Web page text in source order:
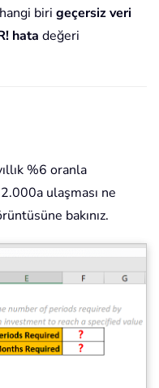
biri geçersiz veri
hata değeri
%6 oranla
ulaşması ne
bakınız.